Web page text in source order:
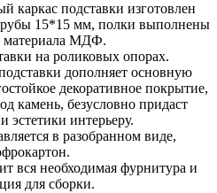
каркас подставки изготовлен
15*15 мм, полки выполнены
материала МДФ.
на роликовых опорах.
дополняет основную
декоративное покрытие,
камень, безусловно придаст
эстетики интерьеру.
в разобранном виде,
вся необходимая фурнитура и
для сборки.